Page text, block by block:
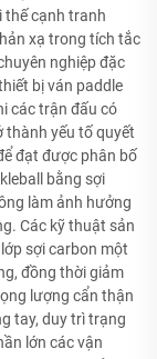
thế cạnh tranh
xạ trong tích tắc
nghiệp đặc
bị ván paddle
các trận đấu có
thành yếu tố quyết
đạt được phân bố
bằng sợi
làm ảnh hưởng
Các kỹ thuật sản
sợi carbon một
đồng thời giảm
lượng cẩn thận
tay, duy trì trạng
lớn các vận